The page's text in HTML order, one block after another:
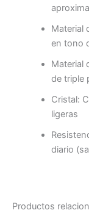
Material
en tono
Material
de triple
Cristal:
ligeras
diario
Productos